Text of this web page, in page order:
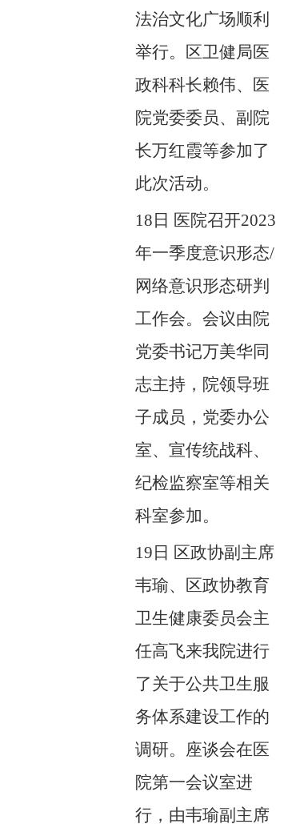
法治文化广场顺利
举行。区卫健局医
政科科长赖伟、医
院党委委员、副院
长万红霞等参加了
此次活动。
18日 医院召开2023
年一季度意识形态/
网络意识形态研判
工作会。会议由院
党委书记万美华同
志主持，院领导班
子成员，党委办公
室、宣传统战科、
纪检监察室等相关
科室参加。
19日 区政协副主席
韦瑜、区政协教育
卫生健康委员会主
任高飞来我院进行
了关于公共卫生服
务体系建设工作的
调研。座谈会在医
院第一会议室进
行，由韦瑜副主席